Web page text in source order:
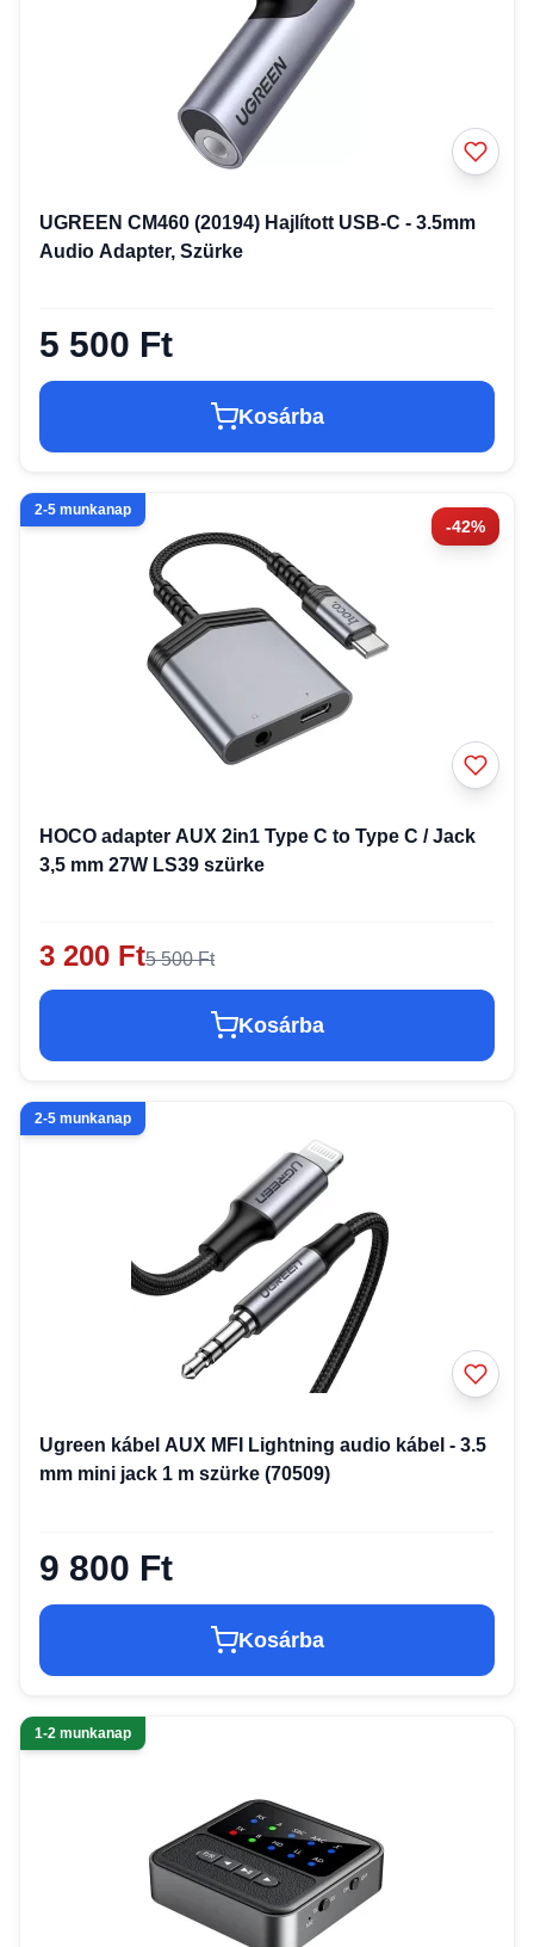
UGREEN CM460 (20194) Hajlított USB-C - 3.5mm
Audio Adapter, Szürke
5 500 Ft
Kosárba
-42%
2-5 munkanap
HOCO adapter AUX 2in1 Type C to Type C / Jack
3,5 mm 27W LS39 szürke
3 200 Ft5 500 Ft
Kosárba
2-5 munkanap
Ugreen kábel AUX MFI Lightning audio kábel - 3.5
mm mini jack 1 m szürke (70509)
9 800 Ft
Kosárba
1-2 munkanap